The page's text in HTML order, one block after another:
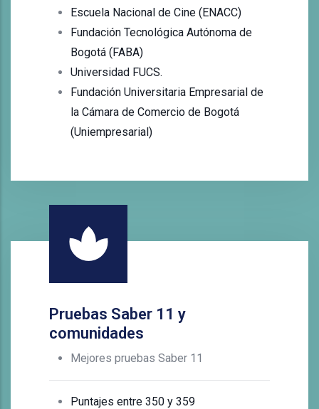
Escuela Nacional de Cine (ENACC)
Fundación Tecnológica Autónoma de
Bogotá (FABA)
Universidad FUCS.
Fundación Universitaria Empresarial de
la Cámara de Comercio de Bogotá
(Uniempresarial)
Pruebas Saber 11 y
comunidades
Mejores pruebas Saber 11
Puntajes entre 350 y 359